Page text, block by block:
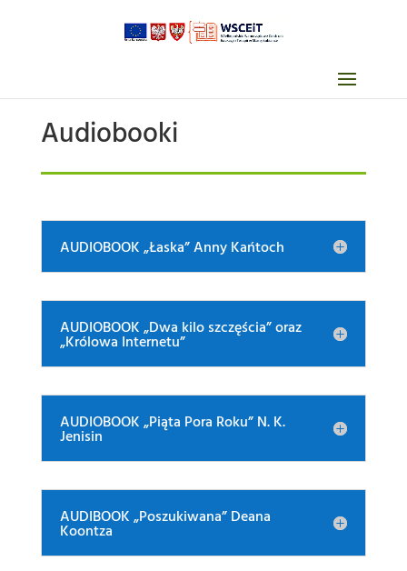
Audiobooki
AUDIOBOOK „Łaska” Anny Kańtoch
AUDIOBOOK „Dwa kilo szczęścia” oraz
„Królowa Internetu”
AUDIOBOOK „Piąta Pora Roku” N. K.
Jenisin
AUDIBOOK „Poszukiwana” Deana
Koontza